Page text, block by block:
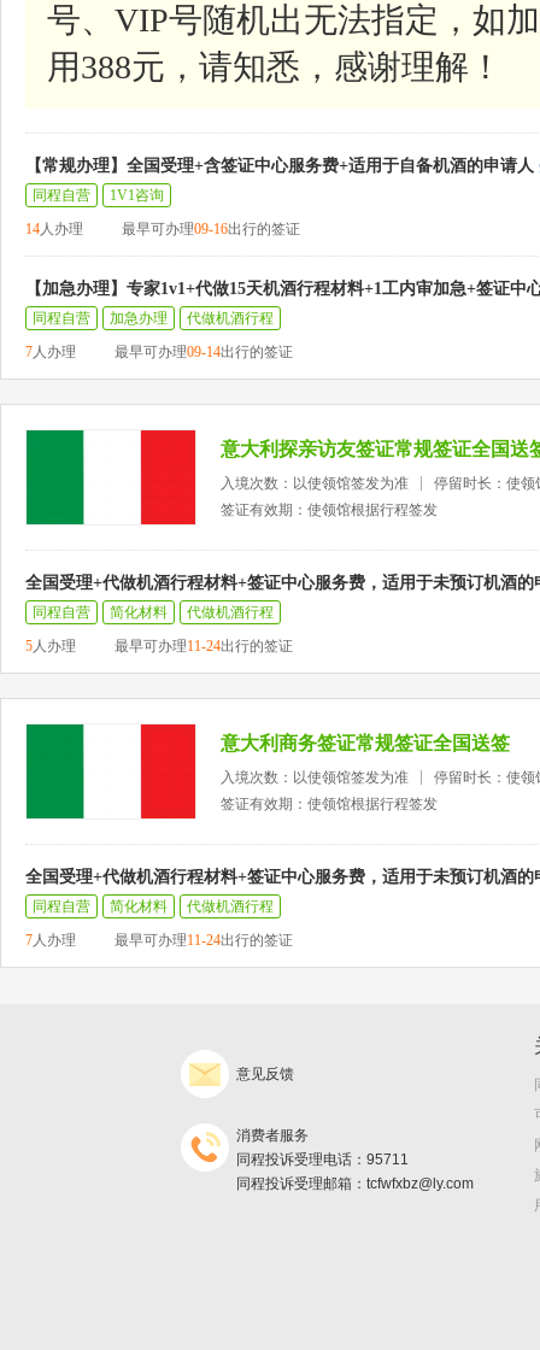
号、VIP号随机出无法指定，如
用388元，请知悉，感谢理解！
【常规办理】全国受理+含签证中心服务费+适用于自备机酒的申请人
同程自营
1V1咨询
14人办理 最早可办理09-16出行的签证
【加急办理】专家1v1+代做15天机酒行程材料+1工内审加急+签证中
同程自营 加急办理
代做机酒行程
7人办理 最早可办理09-14出行的签证
意大利探亲访友签证常规签证全国送
入境次数：以使领馆签发为准
停留时长：使领
签证有效期：使领馆根据行程签发
全国受理+代做机酒行程材料+签证中心服务费，适用于未预订机酒的
同程自营 简化材料
代做机酒行程
5人办理 最早可办理11-24出行的签证
意大利商务签证常规签证全国送签
入境次数：以使领馆签发为准
停留时长：使领
签证有效期：使领馆根据行程签发
全国受理+代做机酒行程材料+签证中心服务费，适用于未预订机酒的
同程自营 简化材料
代做机酒行程
7人办理 最早可办理11-24出行的签证
意见反馈
消费者服务
同程投诉受理电话：95711
同程投诉受理邮箱：tcfwfxbz@ly.com